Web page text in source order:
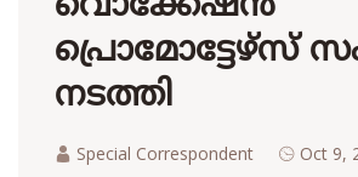
പ്രൊമോട്ടേഴ്സ്
നടത്തി
Special Correspondent Oct 9,